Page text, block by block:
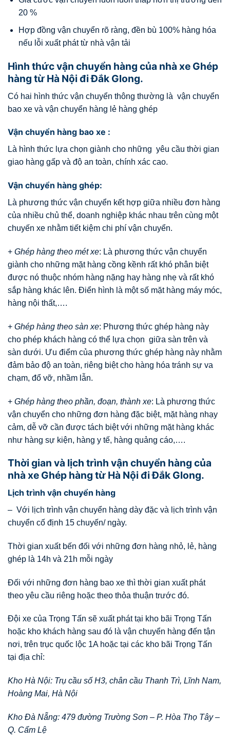
20 %
Hợp đồng vận chuyển rõ ràng, đền bù 100% hàng hóa
nếu lỗi xuất phát từ nhà vận tải
Hình thức vận chuyển hàng của nhà xe Ghép
hàng từ Hà Nội đi Đắk Glong.
Có hai hình thức vận chuyển thông thường là vận chuyển
bao xe và vận chuyển hàng lẻ hàng ghép
Vận chuyển hàng bao xe :
Là hình thức lựa chọn giành cho những yêu cầu thời gian
giao hàng gấp và độ an toàn, chính xác cao.
Vận chuyển hàng ghép:
Là phương thức vận chuyển kết hợp giữa nhiều đơn hàng
của nhiều chủ thể, doanh nghiệp khác nhau trên cùng một
chuyến xe nhằm tiết kiệm chi phí vận chuyển.
+ Ghép hàng theo mét xe: Là phương thức vận chuyển
giành cho những mặt hàng cồng kềnh rất khó phân biệt
được nó thuộc nhóm hàng nặng hay hàng nhẹ và rất khó
sắp hàng khác lên. Điển hình là một số mặt hàng máy móc,
hàng nội thất,….
+ Ghép hàng theo sàn xe: Phương thức ghép hàng này
cho phép khách hàng có thể lựa chọn giữa sàn trên và
sàn dưới. Ưu điểm của phương thức ghép hàng này nhằm
đảm bảo độ an toàn, riêng biệt cho hàng hóa tránh sự va
chạm, đổ vỡ, nhầm lẫn.
+ Ghép hàng theo phần, đoạn, thành xe: Là phương thức
vận chuyển cho những đơn hàng đặc biệt, mặt hàng nhạy
cảm, dễ vỡ cần được tách biệt với những mặt hàng khác
như hàng sự kiện, hàng y tế, hàng quảng cáo,….
Thời gian và lịch trình vận chuyển hàng của
nhà xe Ghép hàng từ Hà Nội đi Đắk Glong.
Lịch trình vận chuyển hàng
– Với lịch trình vận chuyển hàng dày đặc và lịch trình vận
chuyển cố định 15 chuyến/ ngày.
Thời gian xuất bến đối với những đơn hàng nhỏ, lẻ, hàng
ghép là 14h và 21h mỗi ngày
Đối với những đơn hàng bao xe thì thời gian xuất phát
theo yêu cầu riêng hoặc theo thỏa thuận trước đó.
Đội xe của Trọng Tấn sẽ xuất phát tại kho bãi Trọng Tấn
hoặc kho khách hàng sau đó là vận chuyển hàng đến tận
nơi, trên trục quốc lộc 1A hoặc tại các kho bãi Trọng Tấn
tại địa chỉ:
Kho Hà Nội: Trụ cầu số H3, chân cầu Thanh Trì, Lĩnh Nam,
Hoàng Mai, Hà Nội
Kho Đà Nẵng: 479 đường Trường Sơn – P. Hòa Thọ Tây –
Q. Cẩm Lệ